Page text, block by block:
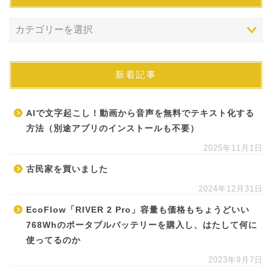
新着記事
AIで文字起こし！動画から音声を無料でテキスト化する
方法（別途アプリのインストールも不要）
2025年11月1日
古民家を買いました
2024年12月31日
EcoFlow「RIVER 2 Pro」容量も価格もちょうどいい
768Whのポータブルバッテリーを購入し、はたして何に
使ってるのか
2023年9月7日